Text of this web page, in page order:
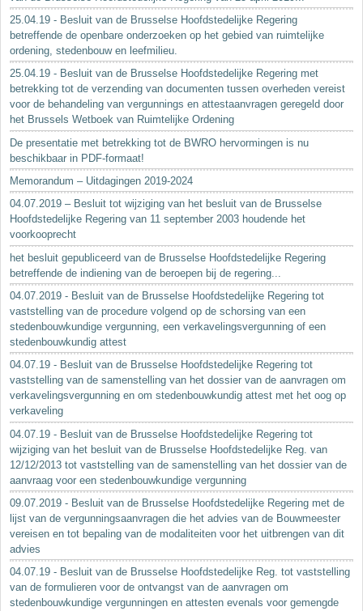
25.04.19 - Besluit van de Brusselse Hoofdstedelijke Regering
betreffende de openbare onderzoeken op het gebied van ruimtelijke
ordening, stedenbouw en leefmilieu.
25.04.19 - Besluit van de Brusselse Hoofdstedelijke Regering met
betrekking tot de verzending van documenten tussen overheden vereist
voor de behandeling van vergunnings en attestaanvragen geregeld door
het Brussels Wetboek van Ruimtelijke Ordening
De presentatie met betrekking tot de BWRO hervormingen is nu
beschikbaar in PDF-formaat!
Memorandum – Uitdagingen 2019-2024
04.07.2019 – Besluit tot wijziging van het besluit van de Brusselse
Hoofdstedelijke Regering van 11 september 2003 houdende het
voorkooprecht
het besluit gepubliceerd van de Brusselse Hoofdstedelijke Regering
betreffende de indiening van de beroepen bij de regering...
04.07.2019 - Besluit van de Brusselse Hoofdstedelijke Regering tot
vaststelling van de procedure volgend op de schorsing van een
stedenbouwkundige vergunning, een verkavelingsvergunning of een
stedenbouwkundig attest
04.07.19 - Besluit van de Brusselse Hoofdstedelijke Regering tot
vaststelling van de samenstelling van het dossier van de aanvragen om
verkavelingsvergunning en om stedenbouwkundig attest met het oog op
verkaveling
04.07.19 - Besluit van de Brusselse Hoofdstedelijke Regering tot
wijziging van het besluit van de Brusselse Hoofdstedelijke Reg. van
12/12/2013 tot vaststelling van de samenstelling van het dossier van de
aanvraag voor een stedenbouwkundige vergunning
09.07.2019 - Besluit van de Brusselse Hoofdstedelijke Regering met de
lijst van de vergunningsaanvragen die het advies van de Bouwmeester
vereisen en tot bepaling van de modaliteiten voor het uitbrengen van dit
advies
04.07.19 - Besluit van de Brusselse Hoofdstedelijke Reg. tot vaststelling
van de formulieren voor de ontvangst van de aanvragen om
stedenbouwkundige vergunningen en attesten evenals voor gemengde